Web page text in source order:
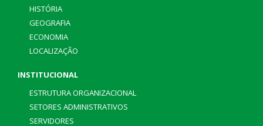
HISTÓRIA
GEOGRAFIA
ECONOMIA
LOCALIZAÇÃO
INSTITUCIONAL
ESTRUTURA ORGANIZACIONAL
SETORES ADMINISTRATIVOS
SERVIDORES